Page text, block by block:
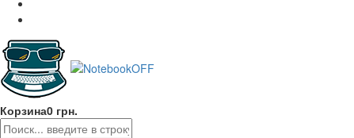
Корзина0 грн.